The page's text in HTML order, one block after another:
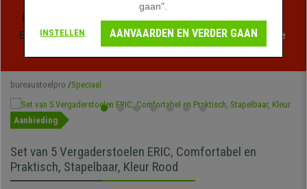
Profiteer van de Zomeruitverkoop bij bureaustoelpro!
Exclusieve kortingen voor een beperkte tijd - Bekijk de
bureaustoelpro Speciaal
Aanbieding
Set van 5 Vergaderstoelen ERIC, Comfortabel en
Praktisch, Stapelbaar, Kleur Rood
gaan".
INSTELLEN AANVAARDEN EN VERDER GAAN